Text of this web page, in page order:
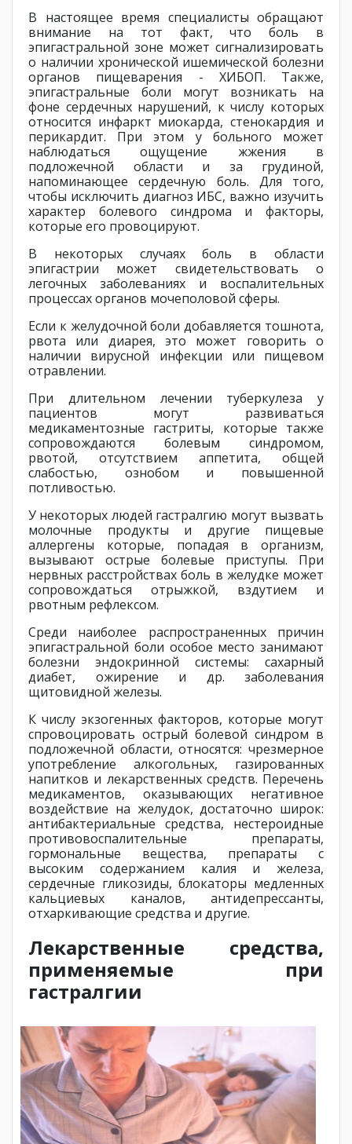
В настоящее время специалисты обращают
внимание на тот факт, что боль в
эпигастральной зоне может сигнализировать
о наличии хронической ишемической болезни
органов пищеварения - ХИБОП. Также,
эпигастральные боли могут возникать на
фоне сердечных нарушений, к числу которых
относится инфаркт миокарда, стенокардия и
перикардит. При этом у больного может
наблюдаться ощущение жжения в
подложечной области и за грудиной,
напоминающее сердечную боль. Для того,
чтобы исключить диагноз ИБС, важно изучить
характер болевого синдрома и факторы,
которые его провоцируют.
В некоторых случаях боль в области
эпигастрии может свидетельствовать о
легочных заболеваниях и воспалительных
процессах органов мочеполовой сферы.
Если к желудочной боли добавляется тошнота,
рвота или диарея, это может говорить о
наличии вирусной инфекции или пищевом
отравлении.
При длительном лечении туберкулеза у
пациентов могут развиваться
медикаментозные гастриты, которые также
сопровождаются болевым синдромом,
рвотой, отсутствием аппетита, общей
слабостью, ознобом и повышенной
потливостью.
У некоторых людей гастралгию могут вызвать
молочные продукты и другие пищевые
аллергены которые, попадая в организм,
вызывают острые болевые приступы. При
нервных расстройствах боль в желудке может
сопровождаться отрыжкой, вздутием и
рвотным рефлексом.
Среди наиболее распространенных причин
эпигастральной боли особое место занимают
болезни эндокринной системы: сахарный
диабет, ожирение и др. заболевания
щитовидной железы.
К числу экзогенных факторов, которые могут
спровоцировать острый болевой синдром в
подложечной области, относятся: чрезмерное
употребление алкогольных, газированных
напитков и лекарственных средств. Перечень
медикаментов, оказывающих негативное
воздействие на желудок, достаточно широк:
антибактериальные средства, нестероидные
противовоспалительные препараты,
гормональные вещества, препараты с
высоким содержанием калия и железа,
сердечные гликозиды, блокаторы медленных
кальциевых каналов, антидепрессанты,
отхаркивающие средства и другие.
Лекарственные средства,
применяемые при
гастралгии